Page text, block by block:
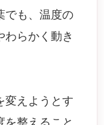
でも、温度の
わらかく動き
変えようとす
を整えること